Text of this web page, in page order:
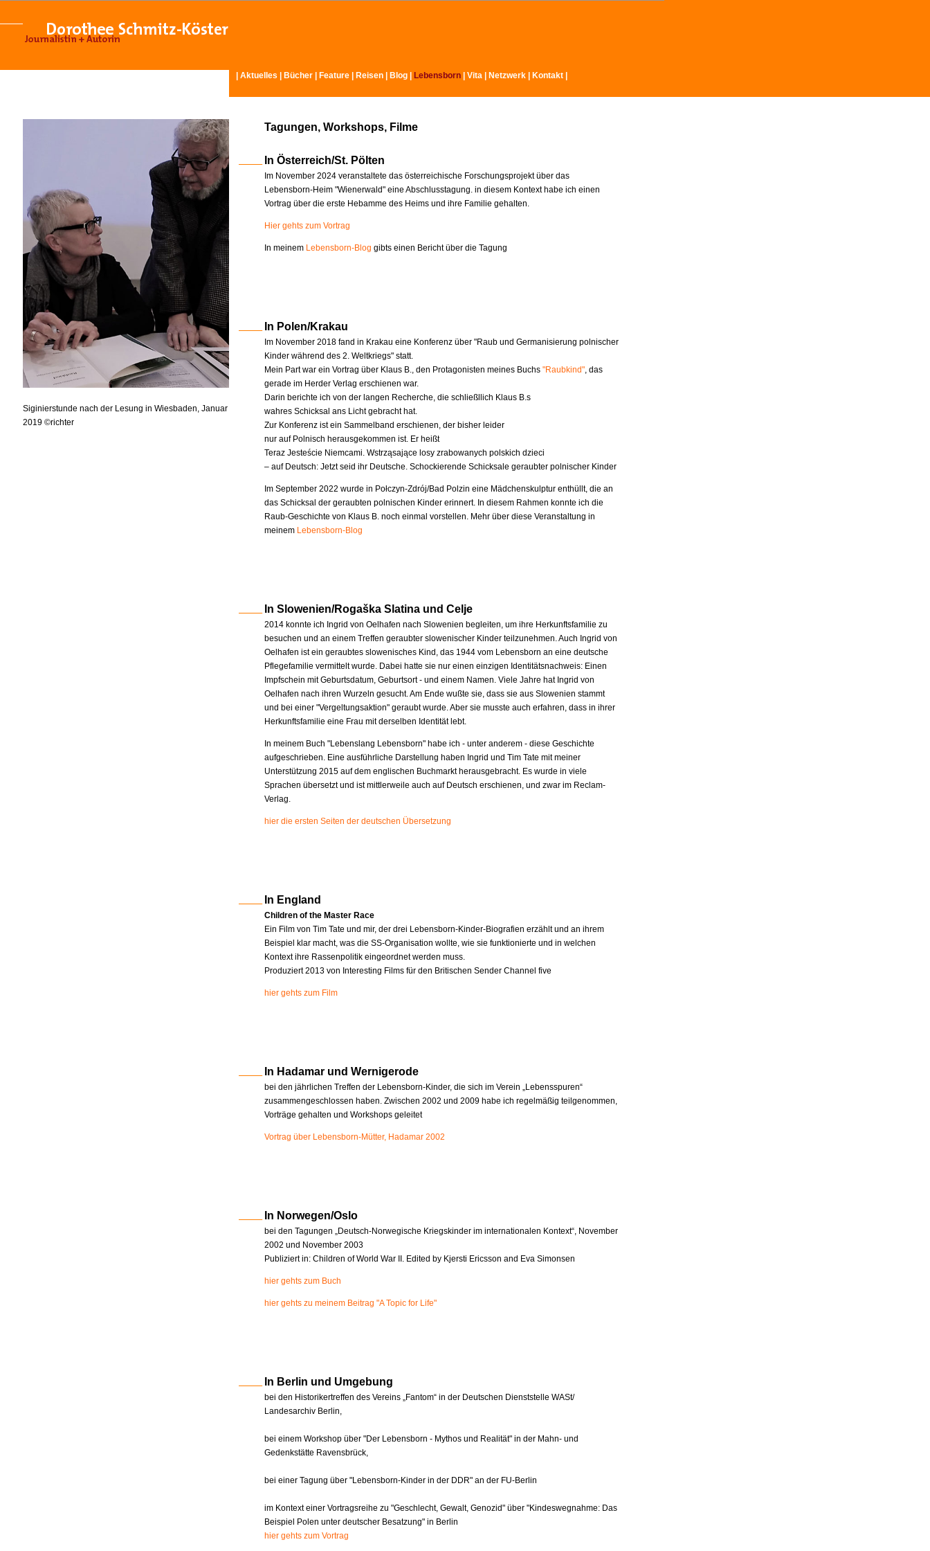
Aktuelles Bücher Feature Reisen Blog Lebensborn Vita Netzwerk Kontakt
Siginierstunde nach der Lesung in Wiesbaden, Januar
2019 ©richter
Tagungen, Workshops, Filme
In Österreich/St. Pölten
Im November 2024 veranstaltete das österreichische Forschungsprojekt über das
Lebensborn-Heim "Wienerwald" eine Abschlusstagung. in diesem Kontext habe ich einen
Vortrag über die erste Hebamme des Heims und ihre Familie gehalten.
Hier gehts zum Vortrag
In meinem Lebensborn-Blog gibts einen Bericht über die Tagung
In Polen/Krakau
Im November 2018 fand in Krakau eine Konferenz über "Raub und Germanisierung polnischer
Kinder während des 2. Weltkriegs" statt.
Mein Part war ein Vortrag über Klaus B., den Protagonisten meines Buchs "Raubkind", das
gerade im Herder Verlag erschienen war.
Darin berichte ich von der langen Recherche, die schließllich Klaus B.s
wahres Schicksal ans Licht gebracht hat.
Zur Konferenz ist ein Sammelband erschienen, der bisher leider
nur auf Polnisch herausgekommen ist. Er heißt
Teraz Jesteście Niemcami. Wstrząsające losy zrabowanych polskich dzieci
– auf Deutsch: Jetzt seid ihr Deutsche. Schockierende Schicksale geraubter polnischer Kinder
Im September 2022 wurde in Połczyn-Zdrój/Bad Polzin eine Mädchenskulptur enthüllt, die an
das Schicksal der geraubten polnischen Kinder erinnert. In diesem Rahmen konnte ich die
Raub-Geschichte von Klaus B. noch einmal vorstellen. Mehr über diese Veranstaltung in
meinem Lebensborn-Blog
In Slowenien/Rogaška Slatina und Celje
2014 konnte ich Ingrid von Oelhafen nach Slowenien begleiten, um ihre Herkunftsfamilie zu
besuchen und an einem Treffen geraubter slowenischer Kinder teilzunehmen. Auch Ingrid von
Oelhafen ist ein geraubtes slowenisches Kind, das 1944 vom Lebensborn an eine deutsche
Pflegefamilie vermittelt wurde. Dabei hatte sie nur einen einzigen Identitätsnachweis: Einen
Impfschein mit Geburtsdatum, Geburtsort - und einem Namen. Viele Jahre hat Ingrid von
Oelhafen nach ihren Wurzeln gesucht. Am Ende wußte sie, dass sie aus Slowenien stammt
und bei einer "Vergeltungsaktion" geraubt wurde. Aber sie musste auch erfahren, dass in ihrer
Herkunftsfamilie eine Frau mit derselben Identität lebt.
In meinem Buch "Lebenslang Lebensborn" habe ich - unter anderem - diese Geschichte
aufgeschrieben. Eine ausführliche Darstellung haben Ingrid und Tim Tate mit meiner
Unterstützung 2015 auf dem englischen Buchmarkt herausgebracht. Es wurde in viele
Sprachen übersetzt und ist mittlerweile auch auf Deutsch erschienen, und zwar im Reclam-
Verlag.
hier die ersten Seiten der deutschen Übersetzung
In England
Children of the Master Race
Ein Film von Tim Tate und mir, der drei Lebensborn-Kinder-Biografien erzählt und an ihrem
Beispiel klar macht, was die SS-Organisation wollte, wie sie funktionierte und in welchen
Kontext ihre Rassenpolitik eingeordnet werden muss.
Produziert 2013 von Interesting Films für den Britischen Sender Channel five
hier gehts zum Film
In Hadamar und Wernigerode
bei den jährlichen Treffen der Lebensborn-Kinder, die sich im Verein „Lebensspuren“
zusammengeschlossen haben. Zwischen 2002 und 2009 habe ich regelmäßig teilgenommen,
Vorträge gehalten und Workshops geleitet
Vortrag über Lebensborn-Mütter, Hadamar 2002
In Norwegen/Oslo
bei den Tagungen „Deutsch-Norwegische Kriegskinder im internationalen Kontext“, November
2002 und November 2003
Publiziert in: Children of World War II. Edited by Kjersti Ericsson and Eva Simonsen
hier gehts zum Buch
hier gehts zu meinem Beitrag "A Topic for Life"
In Berlin und Umgebung
bei den Historikertreffen des Vereins „Fantom“ in der Deutschen Dienststelle WASt/
Landesarchiv Berlin,
bei einem Workshop über "Der Lebensborn - Mythos und Realität" in der Mahn- und
Gedenkstätte Ravensbrück,
bei einer Tagung über "Lebensborn-Kinder in der DDR" an der FU-Berlin
im Kontext einer Vortragsreihe zu "Geschlecht, Gewalt, Genozid" über "Kindeswegnahme: Das
Beispiel Polen unter deutscher Besatzung" in Berlin
hier gehts zum Vortrag